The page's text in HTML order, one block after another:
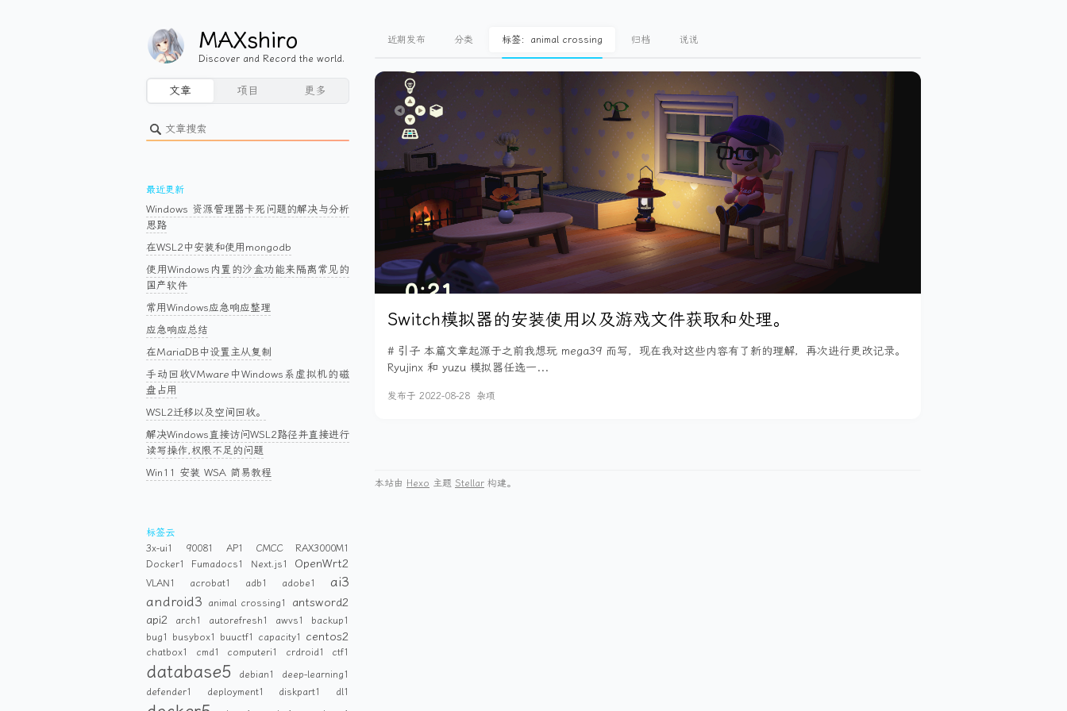
MAXshiro
Discover and Record the world.
文章 项目 更多
最近更新
Windows 资源管理器卡死问题的解决与分析
思路
在WSL2中安装和使用mongodb
使用Windows内置的沙盒功能来隔离常见的
国产软件
常用Windows应急响应整理
应急响应总结
在MariaDB中设置主从复制
手动回收VMware中Windows系虚拟机的磁
盘占用
WSL2迁移以及空间回收。
解决Windows直接访问WSL2路径并直接进行
读写操作,权限不足的问题
Win11 安装 WSA 简易教程
标签云
3x-ui1 90081 AP1 CMCC RAX3000M1
Docker1 Fumadocs1 Next.js1 OpenWrt2
VLAN1 acrobat1 adb1 adobe1 ai3
android3 animal crossing1 antsword2
api2 arch1 autorefresh1 awvs1 backup1
bug1 busybox1 buuctf1 capacity1 centos2
chatbox1 cmd1 computeri1 crdroid1 ctf1
database5 debian1 deep-learning1
defender1 deployment1 diskpart1 dl1
近期发布 分类 标签：animal crossing 归档 说说
Switch模拟器的安装使用以及游戏文件获取和处理。
# 引子 本篇文章起源于之前我想玩 mega39 而写，现在我对这些内容有了新的理解，再次进行更改记录。
Ryujinx 和 yuzu 模拟器任选一...
发布于 2022-08-28 杂项
本站由 Hexo 主题 Stellar 构建。